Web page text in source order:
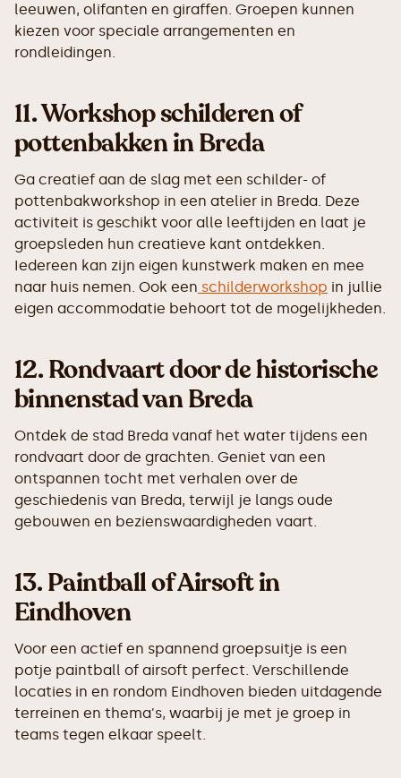
leeuwen, olifanten en giraffen. Groepen kunnen
kiezen voor speciale arrangementen en
rondleidingen.
11.Workshop schilderen of
pottenbakken in Breda
Ga creatief aan de slag met een schilder- of
pottenbakworkshop in een atelier in Breda. Deze
activiteit is geschikt voor alle leeftijden en laat je
groepsleden hun creatieve kant ontdekken.
Iedereen kan zijn eigen kunstwerk maken en mee
naar huis nemen. Ook een schilderworkshop in jullie
eigen accommodatie behoort tot de mogelijkheden.
12.Rondvaart door de historische
binnenstad van Breda
Ontdek de stad Breda vanaf het water tijdens een
rondvaart door de grachten. Geniet van een
ontspannen tocht met verhalen over de
geschiedenis van Breda, terwijl je langs oude
gebouwen en bezienswaardigheden vaart.
13.Paintball of Airsoft in
Eindhoven
Voor een actief en spannend groepsuitje is een
potje paintball of airsoft perfect. Verschillende
locaties in en rondom Eindhoven bieden uitdagende
terreinen en thema's, waarbij je met je groep in
teams tegen elkaar speelt.